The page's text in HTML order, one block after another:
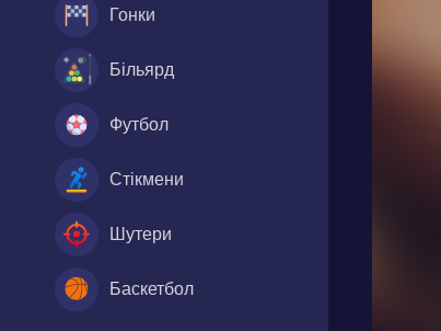
Гонки
Більярд
Футбол
Стікмени
Шутери
Баскетбол